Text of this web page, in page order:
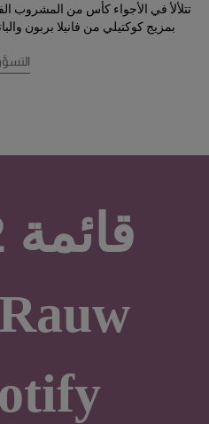
تتلألأ في الأجواء كأس من المشروب
بمزيج كوكتيلي من فانيلا بربون